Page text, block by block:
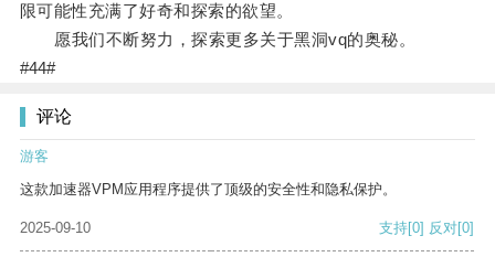
限可能性充满了好奇和探索的欲望。
愿我们不断努力，探索更多关于黑洞vq的奥秘。
#44#
评论
游客
这款加速器VPM应用程序提供了顶级的安全性和隐私保护。
2025-09-10 支持[0] 反对[0]